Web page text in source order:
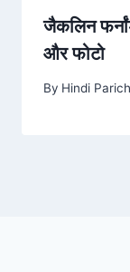
जैकलिन
और फोटो
By Hindi